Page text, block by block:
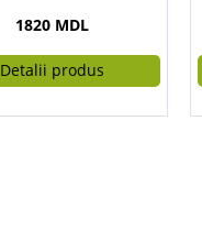
1820 MDL
Detalii produs